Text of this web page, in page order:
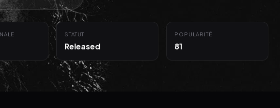
STATUT
Released
POPULARITÉ
81